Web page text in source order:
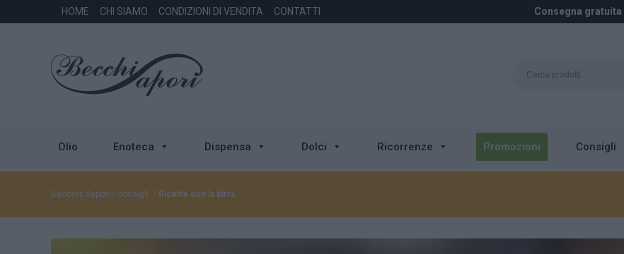
HOME CHI SIAMO CONDIZIONI DI VENDITA CONTATTI Consegna gratuita
Olio Enoteca Dispensa Dolci Ricorrenze Promozioni Consigli
Becchis Sapori / consigli / Ricette con la birra